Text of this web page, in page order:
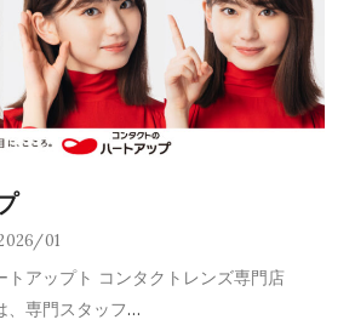
01
トアップト コンタクトレンズ専門店
、専門スタッフ…